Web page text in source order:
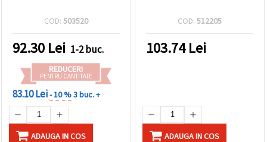
COD: 503520
92.30 Lei 1-2 buc.
REDUCERI
PENTRU CANTITATE
83.10 Lei- 10 %3 buc. +
ADAUGA IN COS
COD: 512205
103.74Lei
ADAUGA IN COS